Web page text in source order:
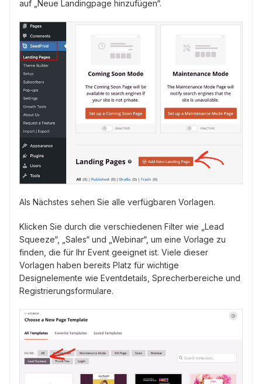
auf „Neue Landingpage hinzufügen“.
Als Nächstes sehen Sie alle verfügbaren Vorlagen.
Klicken Sie durch die verschiedenen Filter wie „Lead
Squeeze“, „Sales“ und „Webinar“, um eine Vorlage zu
finden, die für Ihr Event geeignet ist. Viele dieser
Vorlagen haben bereits Platz für wichtige
Designelemente wie Eventdetails, Sprecherbereiche und
Registrierungsformulare.